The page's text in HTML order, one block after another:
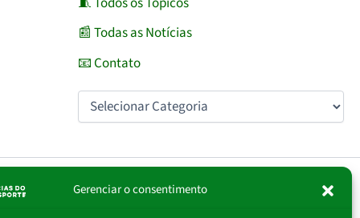
Gerenciar o consentimento
📰 Todas as Notícias
📧 Contato